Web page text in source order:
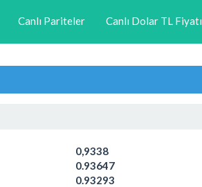
Canlı Pariteler Canlı Dolar TL Fiyatı
0,9338
0.93647
0.93293